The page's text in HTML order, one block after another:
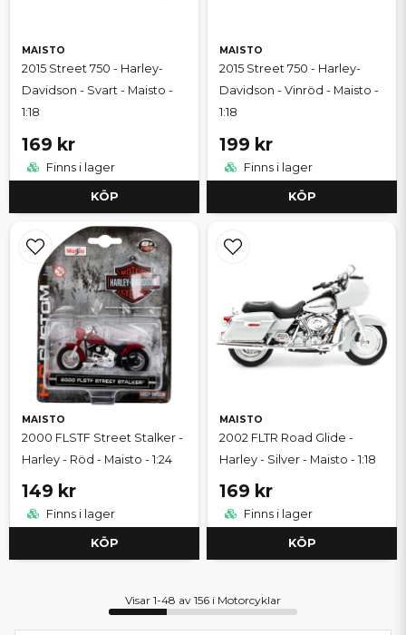
MAISTO
2015 Street 750 - Harley-
Davidson - Svart - Maisto -
1:18
169 kr
Finns i lager
KÖP
MAISTO
2015 Street 750 - Harley-
Davidson - Vinröd - Maisto -
1:18
199 kr
Finns i lager
KÖP
MAISTO
2000 FLSTF Street Stalker -
Harley - Röd - Maisto - 1:24
149 kr
Finns i lager
KÖP
MAISTO
2002 FLTR Road Glide -
Harley - Silver - Maisto - 1:18
169 kr
Finns i lager
KÖP
Visar 1-48 av 156 i Motorcyklar